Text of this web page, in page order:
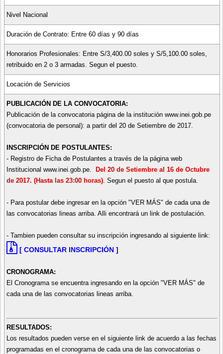
Nivel Nacional
Duración de Contrato: Entre 60 días y 90 días
Honorarios Profesionales: Entre S/3,400.00 soles y S/5,100.00 soles,
retribuido en 2 o 3 armadas. Segun el puesto.
Locación de Servicios
PUBLICACIÓN DE LA CONVOCATORIA:
Publicación de la convocatoria página de la institución www.inei.gob.pe
(convocatoria de personal): a partir del 20 de Setiembre de 2017.
INSCRIPCIÓN DE POSTULANTES:
- Registro de Ficha de Postulantes a través de la página web
Institucional www.inei.gob.pe.
Del 20 de Setiembre al 16 de Octubre
de 2017. (Hasta las 23:00 horas). Segun el puesto al que postula.
- Para postular debe ingresar en la opción "VER MÁS" de cada una de
las convocatorias lineas arriba. Alli encontrará un link de postulación.
- Tambien pueden consultar su inscripción ingresando al siguiente link:
[ CONSULTAR INSCRIPCIÓN ]
CRONOGRAMA:
El Cronograma se encuentra ingresando en la opción "VER MÁS" de
cada una de las convocatorias lineas arriba.
RESULTADOS:
Los resultados pueden verse en el siguiente link de acuerdo a las fechas
programadas en el cronograma de cada una de las convocatorias o